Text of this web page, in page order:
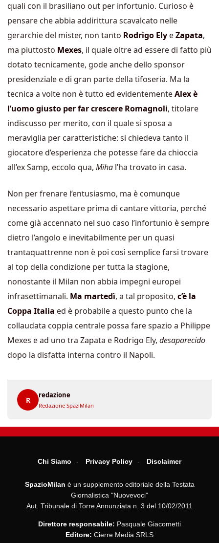
quali con il brasiliano out per infortunio. Curioso è
pensare che abbia addirittura scavalcato nelle
gerarchie del mister, non tanto Rodrigo Ely eZapata,
ma piuttosto Mexes, il quale oltre ad essere di fatto più
dotato tecnicamente, gode anche dello sponsor
presidenziale e di gran parte della tifoseria. Ma la
tecnica a volte non è tutto ed evidentementeAlex è
l’uomo giusto per far crescere Romagnoli, titolare
indiscusso per merito, con il quale si sposa a
meraviglia per caratteristiche: si chiedeva tanto il
giocatore d’esperienza che potesse fare da chioccia
all’ex Samp, eccolo qua, Miha l’ha trovato in casa.
Non per frenare l’entusiasmo, ma è comunque
necessario aspettare prima di cantare vittoria, perché
come già accennato nel suo caso l’infortunio è sempre
dietro l’angolo e inevitabilmente per un quasi
trantaquattrenne non è poi così semplice farsi trovare
al top della condizione per tutta la stagione,
nonostante il Milan non abbia impegni europei
infrasettimanali. Ma martedì, a tal proposito, c’è la
Coppa Italia ed è probabile a questo punto che la
collaudata coppia centrale possa fare spazio a Philippe
Mexes e ad uno tra Zapata e Rodrigo Ely, desaparecido
dopo la disfatta interna contro il Napoli.
R
redazione
Redazione SpaziMilan
Chi Siamo Privacy Policy Disclaimer
SpazioMilan è un supplemento editoriale della Testata
Giornalistica "Nuovevoci"
Aut. Tribunale di Torre Annunziata n. 3 del 10/02/2011
Direttore responsabile: Pasquale Giacometti
Editore: Cierre Media SRLS